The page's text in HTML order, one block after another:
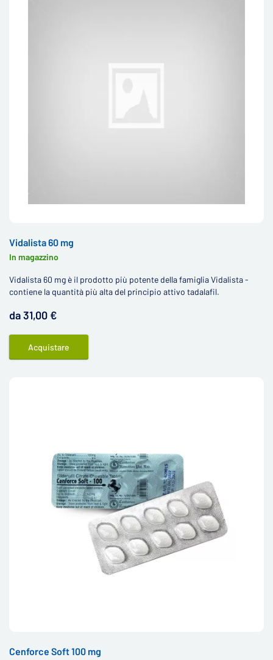
Vidalista 60 mg
In magazzino
Vidalista 60 mg è il prodotto più potente della famiglia Vidalista -
contiene la quantità più alta del principio attivo tadalafil.
da 31,00 €
Acquistare
Cenforce Soft 100 mg